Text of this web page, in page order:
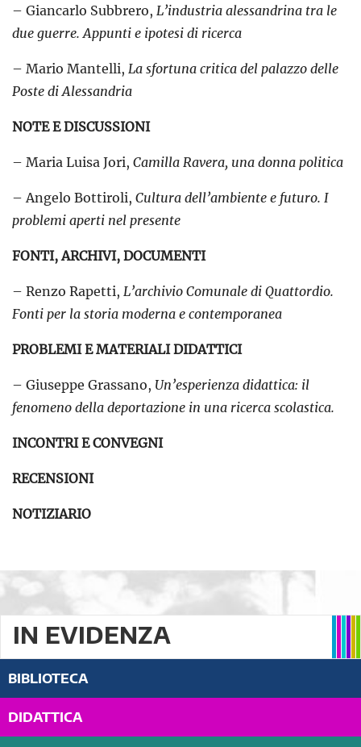
– Giancarlo Subbrero, L’industria alessandrina tra le
due guerre. Appunti e ipotesi di ricerca
– Mario Mantelli, La sfortuna critica del palazzo delle
Poste di Alessandria
NOTE E DISCUSSIONI
– Maria Luisa Jori, Camilla Ravera, una donna politica
– Angelo Bottiroli, Cultura dell’ambiente e futuro. I
problemi aperti nel presente
FONTI, ARCHIVI, DOCUMENTI
– Renzo Rapetti, L’archivio Comunale di Quattordio.
Fonti per la storia moderna e contemporanea
PROBLEMI E MATERIALI DIDATTICI
– Giuseppe Grassano, Un’esperienza didattica: il
fenomeno della deportazione in una ricerca scolastica.
INCONTRI E CONVEGNI
RECENSIONI
NOTIZIARIO
IN EVIDENZA
BIBLIOTECA
DIDATTICA